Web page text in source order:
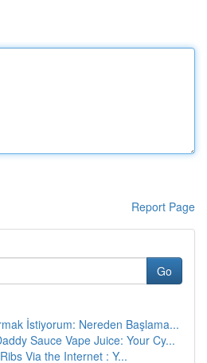
Report Page
Go
İstiyorum: Nereden Başlama...
Sauce Vape Juice: Your Cy...
Via the Internet : Y...